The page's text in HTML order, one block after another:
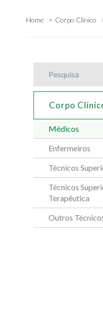
Home Corpo Clínico
Corpo
Médicos
Enfermeiros
Técnicos
Técnicos
Terapêutica
Outros